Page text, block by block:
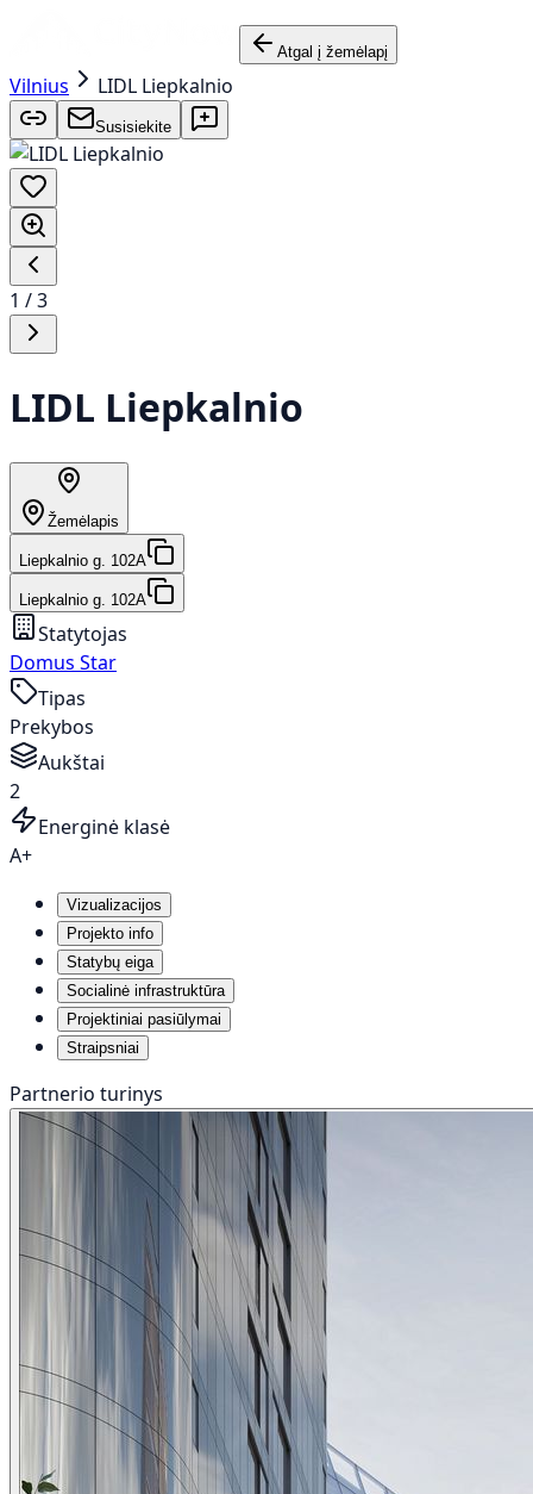
Atgal į žemėlapį
Vilnius LIDL Liepkalnio
Susisiekite
1 /3
LIDL Liepkalnio
Žemėlapis
Liepkalnio g. 102A
Liepkalnio g. 102A
Statytojas
Domus Star
Tipas
Prekybos
Aukštai
2
Energinė klasė
A+
Vizualizacijos
Projekto info
Statybų eiga
Socialinė infrastruktūra
Projektiniai pasiūlymai
Straipsniai
Partnerio turinys